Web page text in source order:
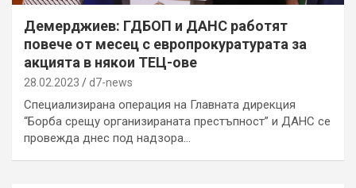
Демерджиев: ГДБОП и ДАНС работят
повече от месец с европрокуратурата за
акцията в някои ТЕЦ-ове
28.02.2023 d7-news
Специализирана операция на Главната дирекция
“Борба срещу организираната престъпност” и ДАНС се
провежда днес под надзора…